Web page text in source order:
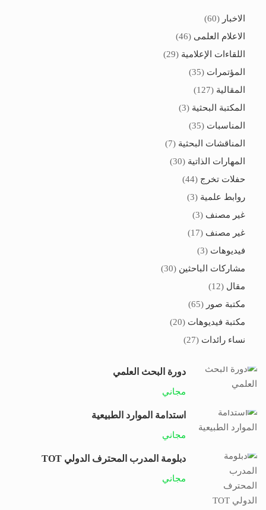
الاخبار (60)
الاعلام العلمى (46)
اللقاءات الإعلامية (29)
المؤتمرات (35)
المقالية (127)
المكتبة البحثية (3)
المناسبات (35)
المناقشات البحثية (7)
المهارات الذاتية (30)
حفلات تخرج (44)
روابط علمية (3)
غير مصنف (3)
غير مصنف (17)
فيديوهات (3)
مشاركات الباحثين (30)
مقال (12)
مكتبة صور (65)
مكتبة فيديوهات (20)
نساء رائدات (27)
دورة البحث العلمي
مجاني
استدامة الموارد الطبيعية
مجاني
دبلومة المدرب المحترف الدولي TOT
مجاني